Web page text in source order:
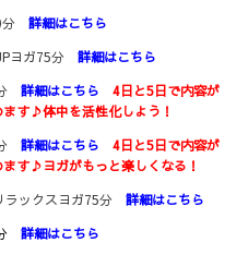
分 詳細はこちら
ヨガ75分 詳細はこちら
詳細はこちら
4日と5日で内容が
す♪体中を活性化しよう！
詳細はこちら
4日と5日で内容が
す♪ヨガがもっと楽しくなる ！
ラックスヨガ75分 詳細はこちら
詳細はこちら